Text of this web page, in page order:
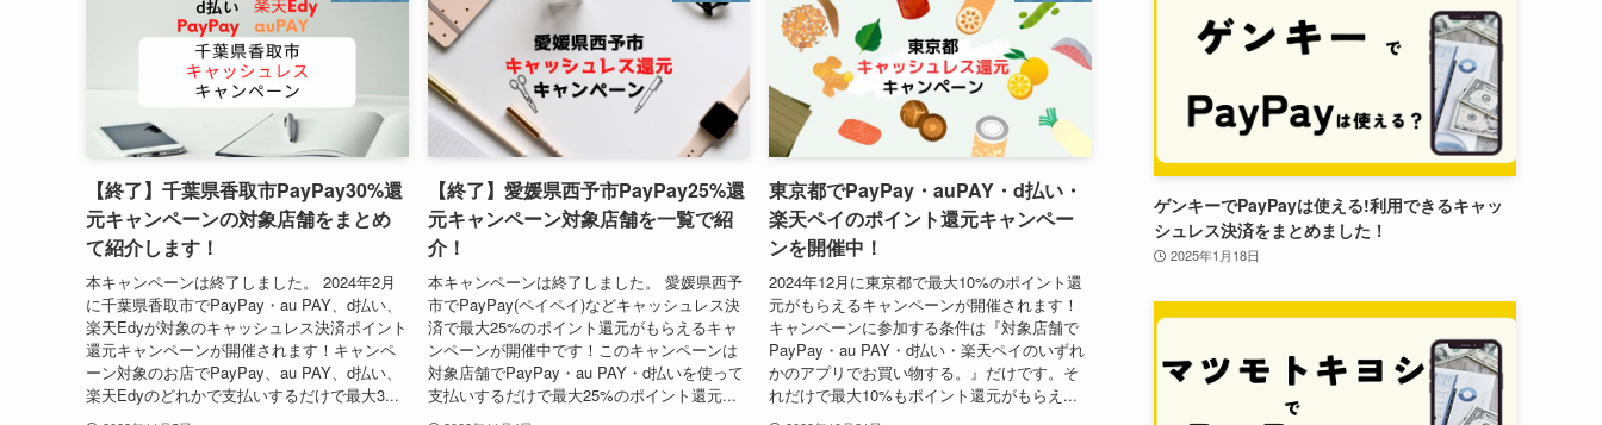
【終了】千葉県香取市PayPay30%還
元キャンペーンの対象店舗をまとめ
て紹介します！
本キャンペーンは終了しました。 2024年2月
に千葉県香取市でPayPay・au PAY、d払い、
楽天Edyが対象のキャッシュレス決済ポイント
還元キャンペーンが開催されます！キャンペ
ーン対象のお店でPayPay、au PAY、d払い、
楽天Edyのどれかで支払いするだけで最大3...
【終了】愛媛県西予市PayPay25%還
元キャンペーン対象店舗を一覧で紹
介！
本キャンペーンは終了しました。 愛媛県西予
市でPayPay(ペイペイ)などキャッシュレス決
済で最大25%のポイント還元がもらえるキャ
ンペーンが開催中です！このキャンペーンは
対象店舗でPayPay・au PAY・d払いを使って
支払いするだけで最大25%のポイント還元...
東京都でPayPay・auPAY・d払い・
楽天ペイのポイント還元キャンペー
ンを開催中！
2024年12月に東京都で最大10%のポイント還
元がもらえるキャンペーンが開催されます！
キャンペーンに参加する条件は『対象店舗で
PayPay・au PAY・d払い・楽天ペイのいずれ
かのアプリでお買い物する。』だけです。そ
れだけで最大10%もポイント還元がもらえ...
ゲンキーでPayPayは使える!利用できるキャッ
シュレス決済をまとめました！
2025年1月18日